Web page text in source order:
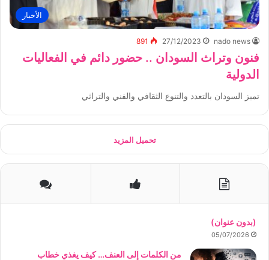
الأخبار
nado news
27/12/2023
891
فنون وتراث السودان .. حضور دائم في الفعاليات
الدولية
تميز السودان بالتعدد والتنوع الثقافي والفني والتراثي
تحميل المزيد
(بدون عنوان)
05/07/2026
من الكلمات إلى العنف… كيف يغذي خطاب